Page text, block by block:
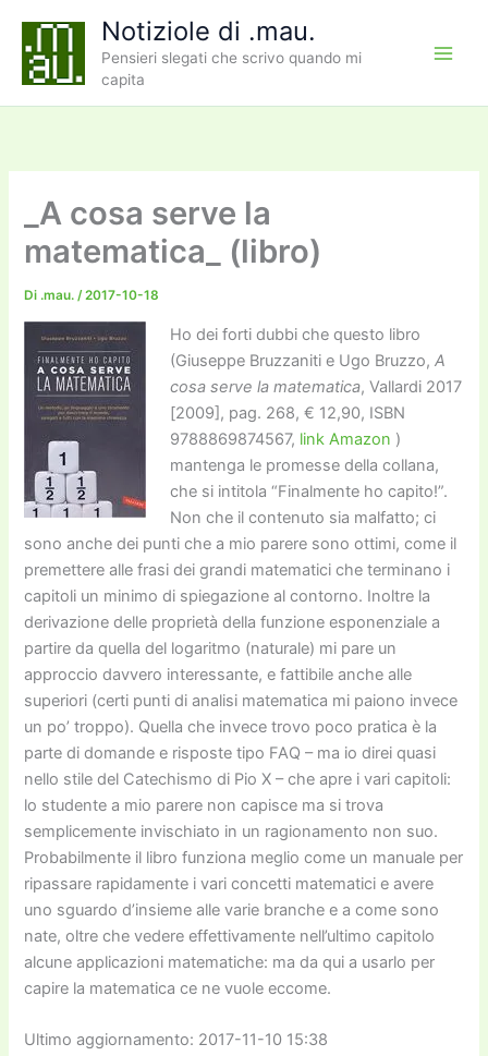
contenuto
Notiziole di .mau.
Pensieri slegati che scrivo quando mi
capita
_A cosa serve la
matematica_ (libro)
Di .mau./2017-10-18
Ho dei forti dubbi che questo libro
(Giuseppe Bruzzaniti e Ugo Bruzzo,A
cosa serve la matematica, Vallardi 2017
[2009], pag. 268, € 12,90, ISBN
9788869874567, link Amazon )
mantenga le promesse della collana,
che si intitola “Finalmente ho capito!”.
Non che il contenuto sia malfatto; ci
sono anche dei punti che a mio parere sono ottimi, come il
premettere alle frasi dei grandi matematici che terminano i
capitoli un minimo di spiegazione al contorno. Inoltre la
derivazione delle proprietà della funzione esponenziale a
partire da quella del logaritmo (naturale) mi pare un
approccio davvero interessante, e fattibile anche alle
superiori (certi punti di analisi matematica mi paiono invece
un po’ troppo). Quella che invece trovo poco pratica è la
parte di domande e risposte tipo FAQ – ma io direi quasi
nello stile del Catechismo di Pio X – che apre i vari capitoli:
lo studente a mio parere non capisce ma si trova
semplicemente invischiato in un ragionamento non suo.
Probabilmente il libro funziona meglio come un manuale per
ripassare rapidamente i vari concetti matematici e avere
uno sguardo d’insieme alle varie branche e a come sono
nate, oltre che vedere effettivamente nell’ultimo capitolo
alcune applicazioni matematiche: ma da qui a usarlo per
capire la matematica ce ne vuole eccome.
Ultimo aggiornamento: 2017-11-10 15:38